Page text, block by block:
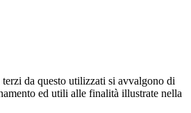
da questo utilizzati si avvalgono di
ed utili alle finalità illustrate nella